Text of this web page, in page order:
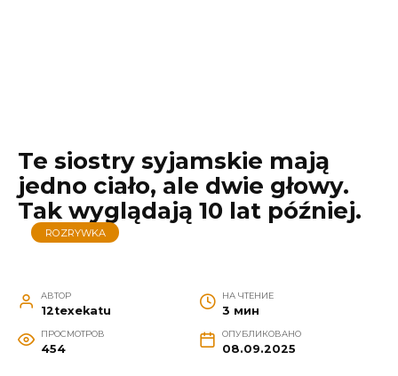
Te siostry syjamskie mają
jedno ciało, ale dwie głowy.
Tak wyglądają 10 lat później.
ROZRYWKA
АВТОР
12texekatu
НА ЧТЕНИЕ
3 мин
ПРОСМОТРОВ
454
ОПУБЛИКОВАНО
08.09.2025